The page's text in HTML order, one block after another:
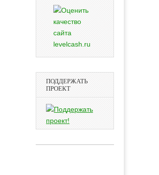
ПОДДЕРЖАТЬ
ПРОЕКТ